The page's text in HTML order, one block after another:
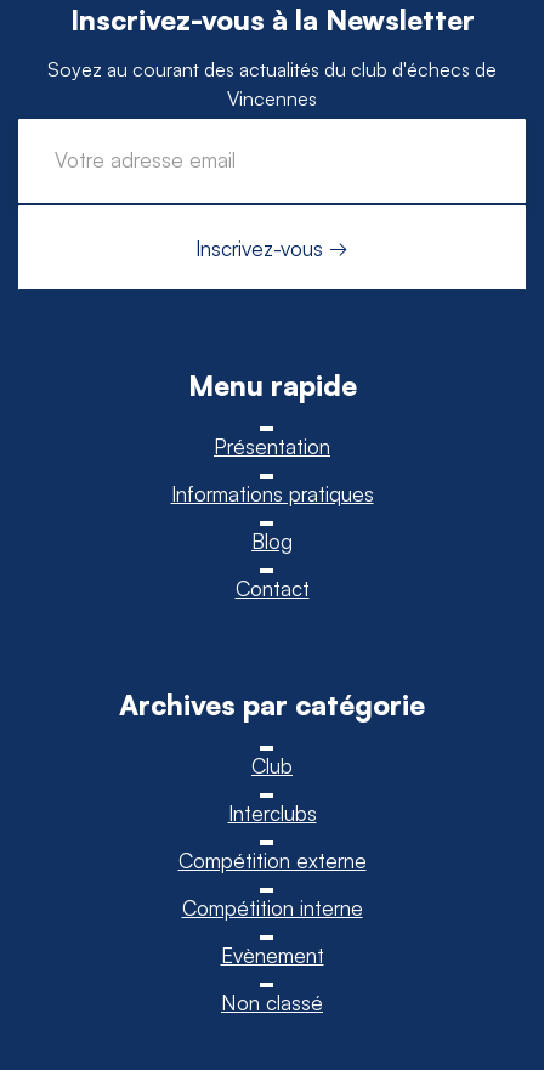
Inscrivez-vous à la Newsletter
Soyez au courant des actualités du club d'échecs de
Vincennes
Menu rapide
Présentation
Informations pratiques
Blog
Contact
Archives par catégorie
Club
Interclubs
Compétition externe
Compétition interne
Evènement
Non classé